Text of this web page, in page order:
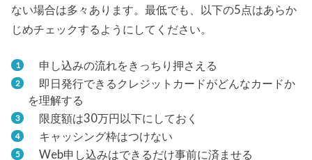
ない場合は多々あります。最低でも、以下の5点はあらか
じめチェックするようにしてください。
申し込みの流れをきっちり押さえる
即日発行できるクレジットカードがどんなカードか
を理解する
限度額は30万円以下にしておく
キャッシング枠はつけない
Web申し込みはできるだけ事前に済ませる